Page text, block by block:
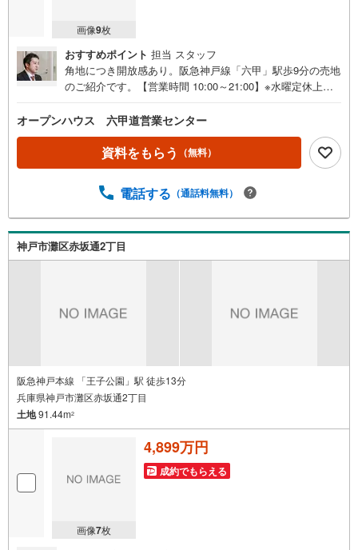
画像9枚
おすすめポイント 担当 スタッフ
角地につき開放感あり。阪急神戸線「六甲」駅歩9分の売地
のご紹介です。【営業時間 10:00～21:00】※水曜定休上記
にご連絡ください！現地を見学される場合は「室内・現地
を見学する（無料）」ボタンよりご希望の日時をご記入い
ただけますとスムーズにご案内が可能です。◎現地のご案
内について・平日や夜遅い時間帯もご案内が可能 ※定休日
たします。・車でご自宅や最寄り駅等、ご指定の場所まで
個別FP相談会 無料物件のご紹介だけでなく住宅ローン・
資金のご相談、まずは家探しについて話を聞きたいという
方も大歓迎です！年間8000棟以上の限定物件を発表してい
み、もしくは当社を含めた数社でのみご紹介可能なオープ
オープンハウス 六甲道営業センター
資料をもらう （無料）
電話する （通話料無料）
神戸市灘区赤坂通2丁目
阪急神戸本線 「王子公園」駅 徒歩13分
兵庫県神戸市灘区赤坂通2丁目
土地91.44m2
画像7枚
4,899万円
成約でもらえる